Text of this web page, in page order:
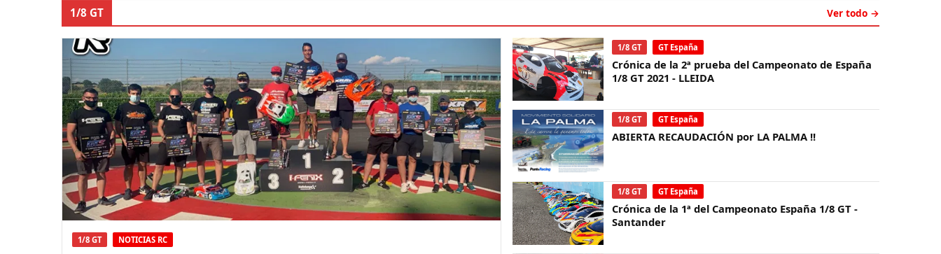
1/8 GT Ver todo →
1/8 GT NOTICIAS RC
1/8 GT GT España
Crónica de la 2ª prueba del Campeonato de España
1/8 GT 2021 - LLEIDA
1/8 GT GT España
ABIERTA RECAUDACIÓN por LA PALMA !!
1/8 GT GT España
Crónica de la 1ª del Campeonato España 1/8 GT -
Santander